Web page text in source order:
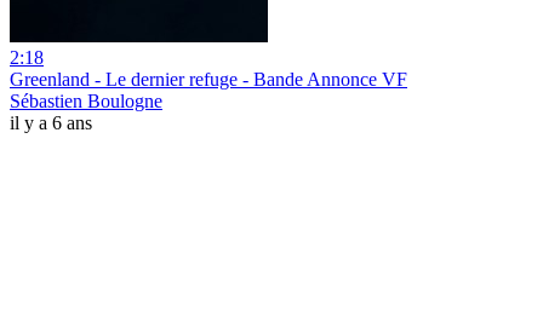
2:18
Greenland - Le dernier refuge - Bande Annonce VF
Sébastien Boulogne
il y a 6 ans